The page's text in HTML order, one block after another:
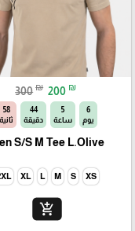
300 ₪ 200 ₪
6
يوم
5
ساعة
44
دقيقة
56
ثانية
S/S M Tee L.Olive
XS
S
M
L
XL
add_shopping_cart